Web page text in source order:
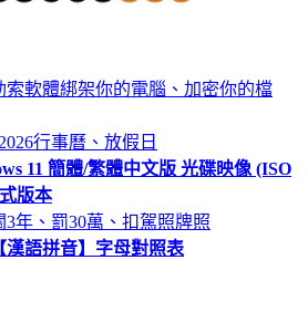
索軟體綁架你的電腦、加密你的檔
行事曆、放假日
11 簡體/繁體中文版 光碟映像 (ISO
版本
年、罰30萬、扣駕照牌照
漢語拼音】字母對照表